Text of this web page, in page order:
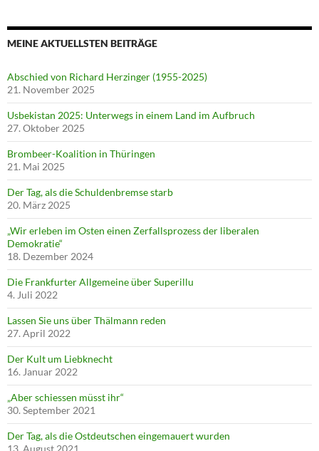
MEINE AKTUELLSTEN BEITRÄGE
Abschied von Richard Herzinger (1955-2025)
21. November 2025
Usbekistan 2025: Unterwegs in einem Land im Aufbruch
27. Oktober 2025
Brombeer-Koalition in Thüringen
21. Mai 2025
Der Tag, als die Schuldenbremse starb
20. März 2025
„Wir erleben im Osten einen Zerfallsprozess der liberalen
Demokratie“
18. Dezember 2024
Die Frankfurter Allgemeine über Superillu
4. Juli 2022
Lassen Sie uns über Thälmann reden
27. April 2022
Der Kult um Liebknecht
16. Januar 2022
„Aber schiessen müsst ihr“
30. September 2021
Der Tag, als die Ostdeutschen eingemauert wurden
13. August 2021